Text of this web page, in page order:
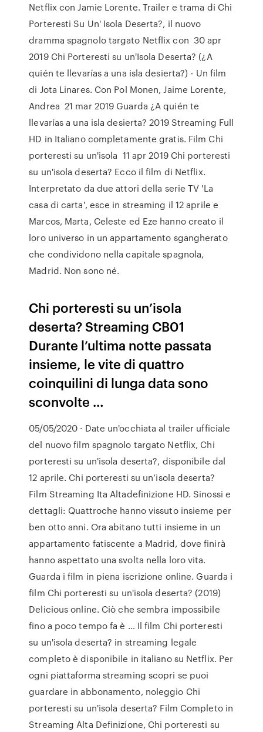
Netflix con Jamie Lorente. Trailer e trama di Chi
Porteresti Su Un' Isola Deserta?, il nuovo
dramma spagnolo targato Netflix con 30 apr
2019 Chi Porteresti su un'Isola Deserta? (¿A
quién te llevarías a una isla desierta?) - Un film
di Jota Linares. Con Pol Monen, Jaime Lorente,
Andrea 21 mar 2019 Guarda ¿A quién te
llevarías a una isla desierta? 2019 Streaming Full
HD in Italiano completamente gratis. Film Chi
porteresti su un'isola 11 apr 2019 Chi porteresti
su un'isola deserta? Ecco il film di Netflix.
Interpretato da due attori della serie TV 'La
casa di carta', esce in streaming il 12 aprile e
Marcos, Marta, Celeste ed Eze hanno creato il
loro universo in un appartamento sgangherato
che condividono nella capitale spagnola,
Madrid. Non sono né.
Chi porteresti su un’isola
deserta? Streaming CB01
Durante l’ultima notte passata
insieme, le vite di quattro
coinquilini di lunga data sono
sconvolte …
05/05/2020 · Date un'occhiata al trailer ufficiale
del nuovo film spagnolo targato Netflix, Chi
porteresti su un'isola deserta?, disponibile dal
12 aprile. Chi porteresti su un’isola deserta?
Film Streaming Ita Altadefinizione HD. Sinossi e
dettagli: Quattroche hanno vissuto insieme per
ben otto anni. Ora abitano tutti insieme in un
appartamento fatiscente a Madrid, dove finirà
hanno aspettato una svolta nella loro vita.
Guarda i film in piena iscrizione online. Guarda i
film Chi porteresti su un'isola deserta? (2019)
Delicious online. Ciò che sembra impossibile
fino a poco tempo fa è … Il film Chi porteresti
su un'isola deserta? in streaming legale
completo è disponibile in italiano su Netflix. Per
ogni piattaforma streaming scopri se puoi
guardare in abbonamento, noleggio Chi
porteresti su un'isola deserta? Film Completo in
Streaming Alta Definizione, Chi porteresti su